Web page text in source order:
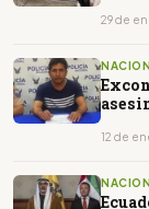
29 de
12 de